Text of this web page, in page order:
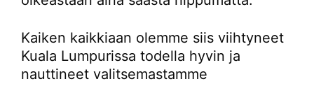
Kaiken kaikkiaan olemme siis viihtyneet
Kuala Lumpurissa todella hyvin ja
nauttineet valitsemastamme